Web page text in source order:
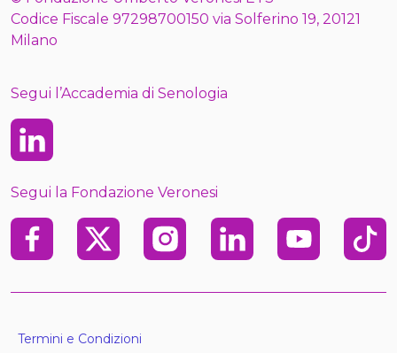
Codice Fiscale 97298700150 via Solferino 19, 20121
Milano
Segui l’Accademia di Senologia
Linkedin
Segui la Fondazione Veronesi
FacebookX InstagramLinkedin Youtube TikTok
Termini e Condizioni